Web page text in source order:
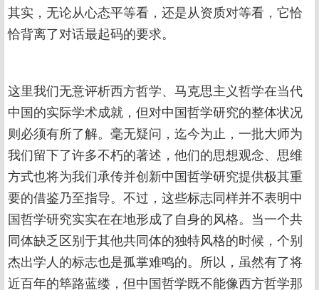
其实，无论从心态平等看，还是从资质对等看，它恰
恰背离了对话最起码的要求。
这里我们无意评析西方哲学、马克思主义哲学在当代
中国的实际学术成就，但对中国哲学研究的整体状况
则必须有所了解。毫无疑问，迄今为止，一批大师为
我们留下了许多不朽的著述，他们的思想观念、思维
方式也将为我们承传并创新中国哲学研究提供极其重
要的借鉴乃至指导。不过，这些标志同样并不表明中
国哲学研究实实在在地形成了自身的风格。当一个共
同体缺乏区别于其他共同体的独特风格的时候，个别
杰出学人的标志也是孤掌难鸣的。所以，虽然有了将
近百年的筚路蓝缕，但中国哲学既不能像西方哲学那